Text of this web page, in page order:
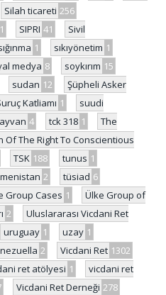
Silah ticareti 256
1 SIPRI 41
Sivil
1 sıkıyönetim 1
medya 8 soykırım 15
sudan 12
Şüpheli Asker
Katliamı 1
suudi
4 tck 318 1
The
The Right To Conscientious
TSK 188 tunus 1
2 tüsiad 6
Group Cases 1
Ülke Group of
2
Uluslararası Vicdani Ret
uruguay 1 uzay 1
2 Vicdani Ret 1302
ret atölyesi 1
vicdani ret
Vicdani Ret Derneği 278